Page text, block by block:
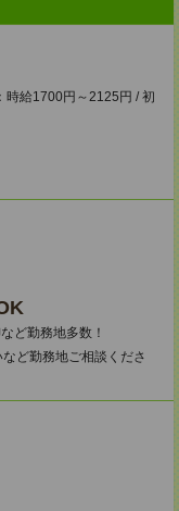
時給1700円～2125円 / 初
ど勤務地多数！
ど勤務地ご相談くださ